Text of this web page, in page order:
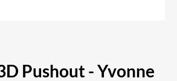
Pushout - Yvonne